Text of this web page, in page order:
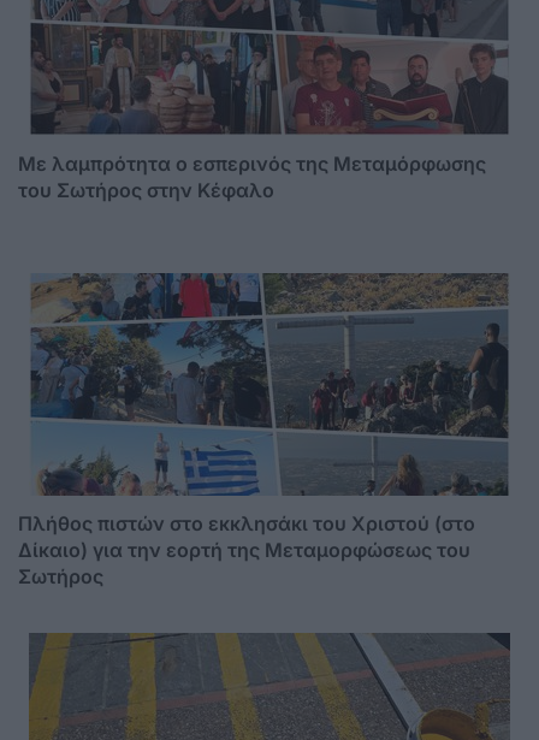
Με λαμπρότητα ο εσπερινός της Μεταμόρφωσης
του Σωτήρος στην Κέφαλο
Πλήθος πιστών στο εκκλησάκι του Χριστού (στο
Δίκαιο) για την εορτή της Μεταμορφώσεως του
Σωτήρος